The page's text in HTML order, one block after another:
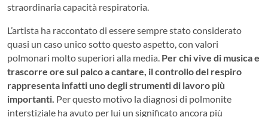
straordinaria capacità respiratoria.
L’artista ha raccontato di essere sempre stato considerato
quasi un caso unico sotto questo aspetto, con valori
polmonari molto superiori alla media. Per chi vive di musica e
trascorre ore sul palco a cantare, il controllo del respiro
rappresenta infatti uno degli strumenti di lavoro più
importanti. Per questo motivo la diagnosi di polmonite
interstiziale ha avuto per lui un significato ancora più